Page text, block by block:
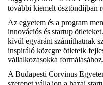
további kiemelt ösztöndíjban
Az egyetem és a program
innovációs és startup
kívül egyaránt számíthatnak
inspiráló közegre ötleteik
vállalkozásokká formálásához.
A Budapesti Corvinus